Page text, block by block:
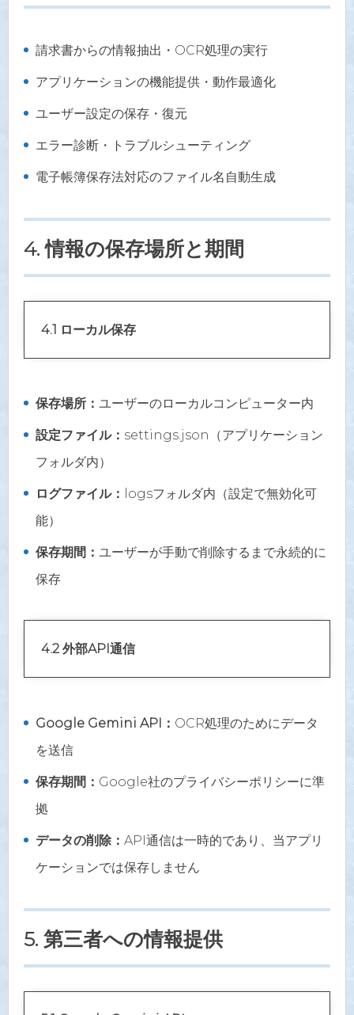
請求書からの情報抽出・OCR処理の実行
アプリケーションの機能提供・動作最適化
ユーザー設定の保存・復元
エラー診断・トラブルシューティング
電子帳簿保存法対応のファイル名自動生成
4. 情報の保存場所と期間
4.1 ローカル保存
保存場所： ユーザーのローカルコンピューター内
設定ファイル： settings.json（アプリケーション
フォルダ内）
ログファイル：
logsフォルダ内（設定で無効化可
能）
保存期間： ユーザーが手動で削除するまで永続的に
保存
4.2 外部API通信
Google Gemini API： OCR処理のためにデータ
を送信
保存期間： Google社のプライバシーポリシーに準
拠
データの削除： API通信は一時的であり、当アプリ
ケーションでは保存しません
5. 第三者への情報提供